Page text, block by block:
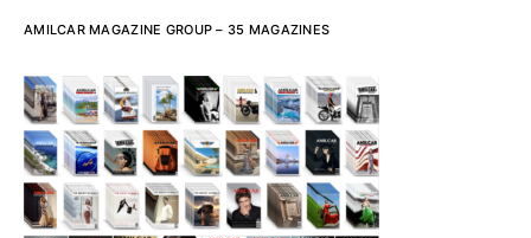
AMILCAR MAGAZINE GROUP – 35 MAGAZINES